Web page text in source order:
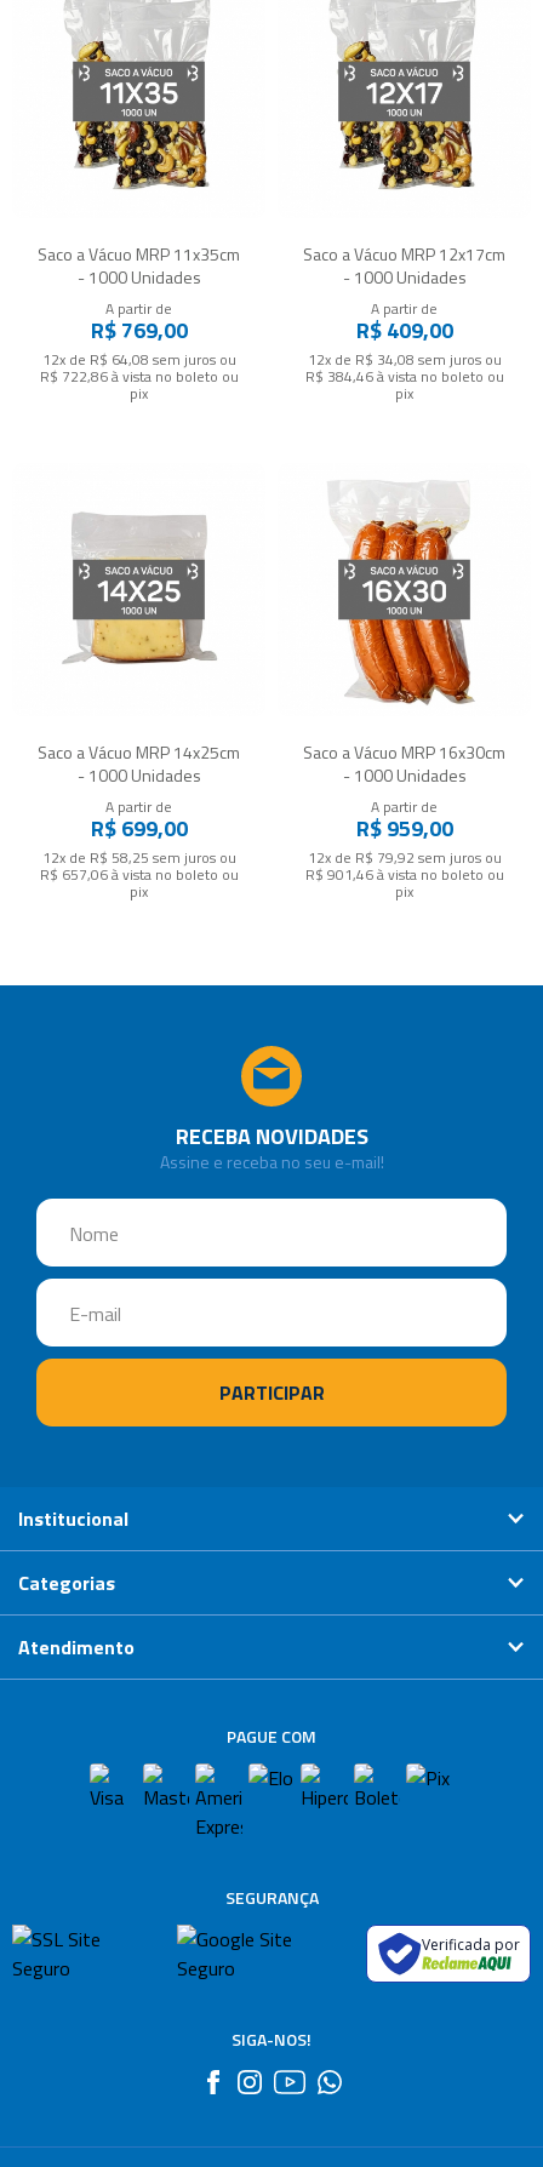
Saco a Vácuo MRP 11x35cm
- 1000 Unidades
A partir de
R$ 769,00
12x de R$ 64,08 sem jurosou
R$ 722,86à vista no boleto ou
pix
Saco a Vácuo MRP 12x17cm
- 1000 Unidades
A partir de
R$ 409,00
12x de R$ 34,08 sem jurosou
R$ 384,46à vista no boleto ou
pix
Saco a Vácuo MRP 14x25cm
- 1000 Unidades
A partir de
R$ 699,00
12x de R$ 58,25 sem jurosou
R$ 657,06à vista no boleto ou
pix
Saco a Vácuo MRP 16x30cm
- 1000 Unidades
A partir de
R$ 959,00
12x de R$ 79,92 sem jurosou
R$ 901,46à vista no boleto ou
pix
RECEBA NOVIDADES
Assine e receba no seu e-mail!
Institucional
Categorias
Atendimento
PAGUE COM
SEGURANÇA
Verificada por
SIGA-NOS!